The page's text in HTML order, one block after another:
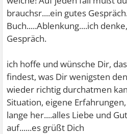
brauchsr....ein gutes
Buch.....Ablenkung....ich
Gespräch.
ich hoffe und wünsche Dir,
findest, was Dir wenigsten
wieder richtig durchatmen
Situation, eigene
lange her....alles Liebe und
auf......es grüßt Dich